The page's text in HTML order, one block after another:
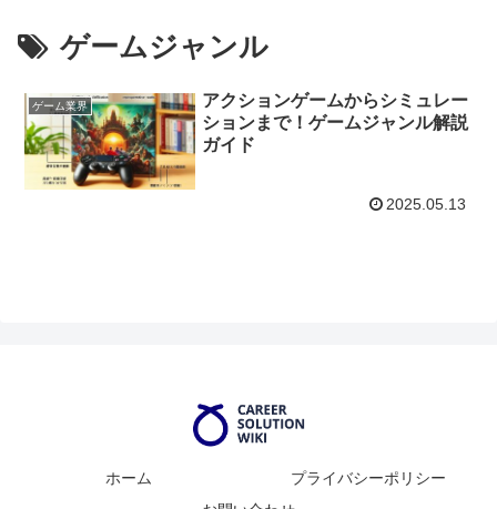
ゲームジャンル
ゲーム業界
アクションゲームからシミュレー
ションまで！ゲームジャンル解説
ガイド
2025.05.13
ホーム
プライバシーポリシー